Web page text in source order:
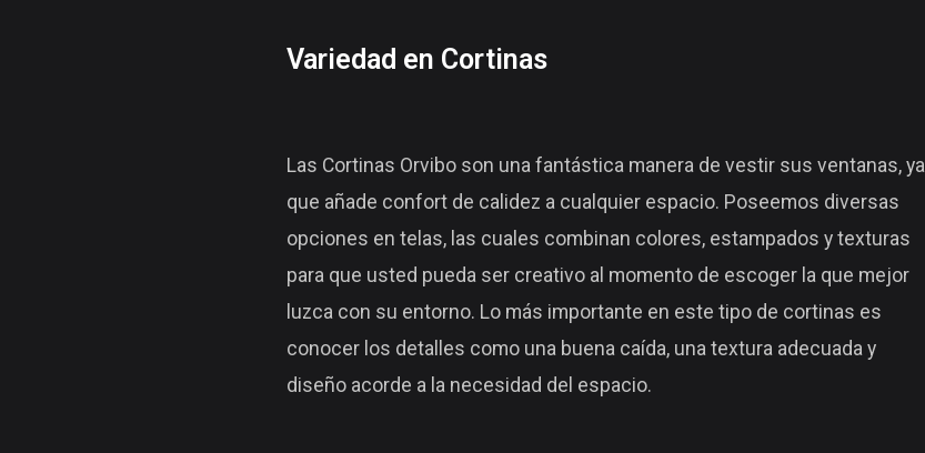
Variedad en Cortinas
Las Cortinas Orvibo son una fantástica manera de vestir sus ventanas, ya
que añade confort de calidez a cualquier espacio. Poseemos diversas
opciones en telas, las cuales combinan colores, estampados y texturas
para que usted pueda ser creativo al momento de escoger la que mejor
luzca con su entorno. Lo más importante en este tipo de cortinas es
conocer los detalles como una buena caída, una textura adecuada y
diseño acorde a la necesidad del espacio.